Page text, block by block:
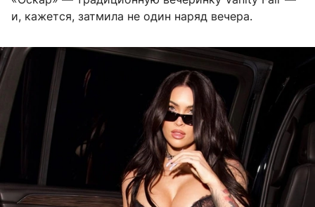
и, кажется, затмила не один наряд вечера.